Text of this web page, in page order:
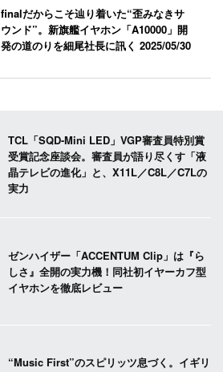
finalだからこそ辿り着いた“歪みなきサ
ウンド”。新旗艦イヤホン「A10000」開
発の道のりを細尾社長に訊く2025/05/30
TCL「SQD-Mini LED」VGP審査員特別賞
受賞記念座談会。審査員が語り尽くす「液
晶テレビの進化」と、X11L／C8L／C7Lの
実力
ゼンハイザー「ACCENTUM Clip」は『ら
しさ』全開の実力機！同社初イヤーカフ型
イヤホンを徹底レビュー
“Music First”のスピリッツ息づく。イギリ